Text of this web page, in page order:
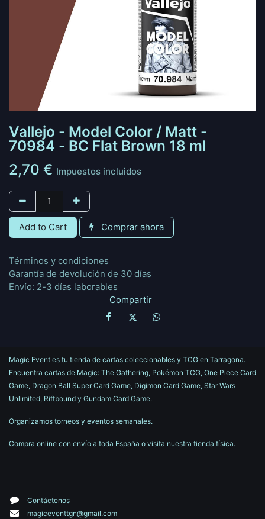
Vallejo - Model Color / Matt -
70984 - BC Flat Brown 18 ml
2,70 € Impuestos incluidos
Add to Cart Comprar ahora
Términos y condiciones
Garantía de devolución de 30 días
Envío: 2-3 días laborables
Compartir
Magic Event es tu tienda de cartas coleccionables y TCG en Tarragona.
Encuentra cartas de Magic: The Gathering, Pokémon TCG, One Piece Card
Game, Dragon Ball Super Card Game, Digimon Card Game, Star Wars
Unlimited, Riftbound y Gundam Card Game.
Organizamos torneos y eventos semanales.
Compra online con envío a toda España o visita nuestra tienda física.
Contáctenos
magiceventtgn@gmail.com